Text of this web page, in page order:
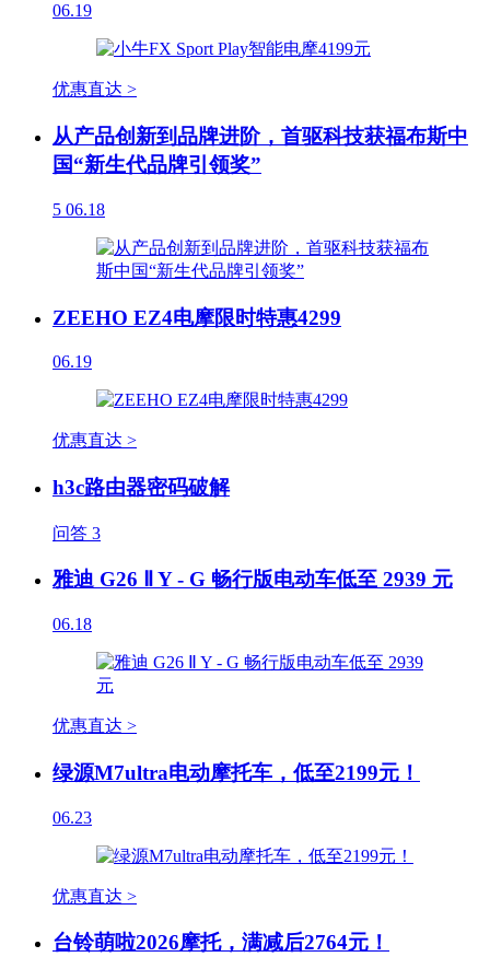
06.19
优惠直达 >
从产品创新到品牌进阶，首驱科技获福布斯中
国“新生代品牌引领奖”
5 06.18
ZEEHO EZ4电摩限时特惠4299
06.19
优惠直达 >
h3c路由器密码破解
问答 3
雅迪 G26 Ⅱ Y - G 畅行版电动车低至 2939 元
06.18
优惠直达 >
绿源M7ultra电动摩托车，低至2199元！
06.23
优惠直达 >
台铃萌啦2026摩托，满减后2764元！